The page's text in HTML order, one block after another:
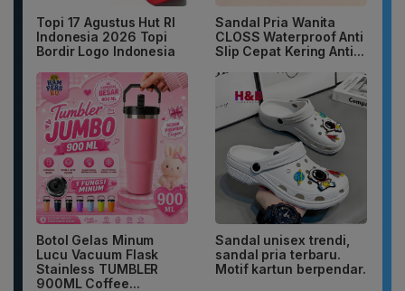
Topi 17 Agustus Hut RI
Indonesia 2026 Topi
Bordir Logo Indonesia
Sandal Pria Wanita
CLOSS Waterproof Anti
Slip Cepat Kering Anti...
Botol Gelas Minum
Lucu Vacuum Flask
Stainless TUMBLER
900ML Coffee...
Sandal unisex trendi,
sandal pria terbaru.
Motif kartun berpendar.